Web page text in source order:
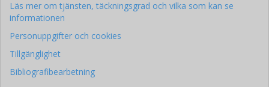
Läs mer om tjänsten, täckningsgrad och vilka som kan se
informationen
Personuppgifter och cookies
Tillgänglighet
Bibliografibearbetning